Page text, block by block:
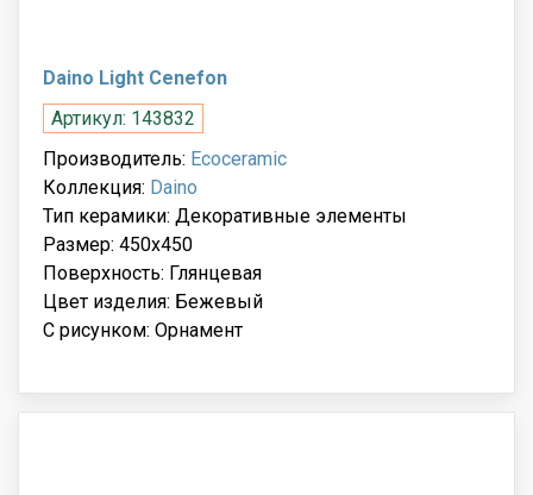
Daino Light Cenefon
Артикул: 143832
Производитель: Ecoceramic
Коллекция: Daino
Тип керамики: Декоративные элементы
Размер: 450x450
Поверхность: Глянцевая
Цвет изделия: Бежевый
С рисунком: Орнамент